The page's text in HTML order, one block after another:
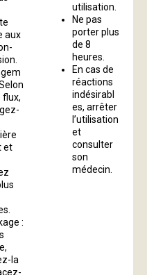
aux
flux,
et
:
la
utilisation.
Ne pas
porter plus
de 8
heures.
En cas de
réactions
indésirabl
es, arrêter
l’utilisation
et
consulter
son
médecin.